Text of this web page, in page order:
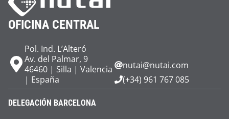
OFICINA CENTRAL
Pol. Ind. L’Alteró
Av. del Palmar, 9
46460 | Silla | Valencia
| España
nutai@nutai.com
(+34) 961 767 085
DELEGACIÓN BARCELONA